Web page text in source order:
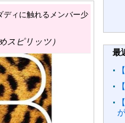
ディに触れるメンバー少
スピリッツ）
最